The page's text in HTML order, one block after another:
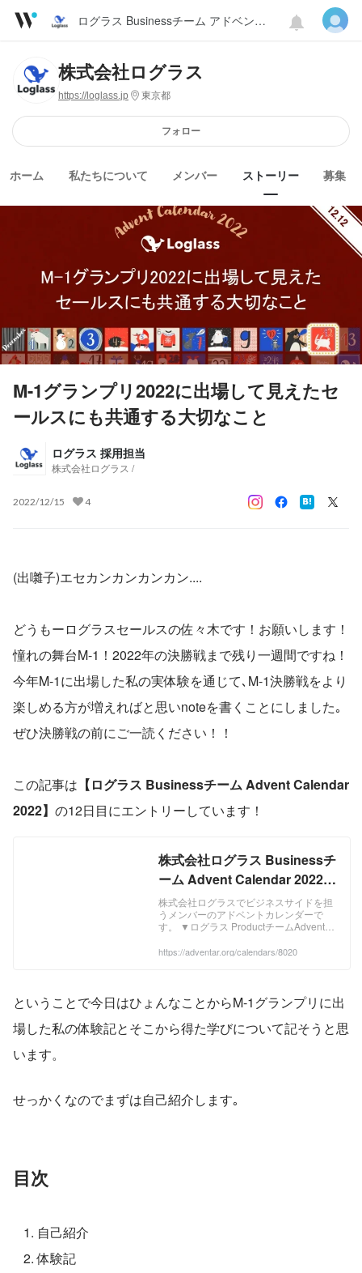
ログラス Businessチーム アドベントカレンダー 2022
株式会社ログラス
https://loglass.jp 東京都
フォロー
ホーム 私たちについて メンバー ストーリー 募集
M-1グランプリ2022に出場して見えたセ
ールスにも共通する大切なこと
ログラス 採用担当
株式会社ログラス /
2022/12/15 4
(出囃子)エセカンカンカンカン....
どうもーログラスセールスの佐々木です！お願いします！
憧れの舞台M-1！2022年の決勝戦まで残り一週間ですね！
今年M-1に出場した私の実体験を通じて､M-1決勝戦をより
楽しめる方が増えればと思いnoteを書くことにしました｡
ぜひ決勝戦の前にご一読ください！！
この記事は 【ログラス Businessチーム Advent Calendar
2022】 の12日目にエントリーしています！
株式会社ログラス Businessチ
ーム Advent Calendar 2022 -
Adventar
株式会社ログラスでビジネスサイドを担
うメンバーのアドベントカレンダーで
す。 ▼ログラス ProductチームAdvent
https://qiita.com/advent-
https://adventar.org/calendars/8020
ということで今日はひょんなことからM-1グランプリに出
場した私の体験記とそこから得た学びについて記そうと思
います。
せっかくなのでまずは自己紹介します｡
目次
自己紹介
体験記